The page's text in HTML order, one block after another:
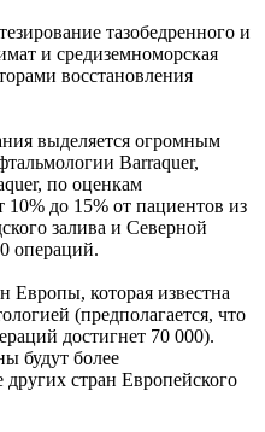
тазобедренного и
и средиземноморская
восстановления
выделяется огромным
Barraquer,
по оценкам
10% до 15% от пациентов из
залива и Северной
операций.
Европы, которая известна
(предполагается, что
достигнет 70 000).
будут более
стран Европейского